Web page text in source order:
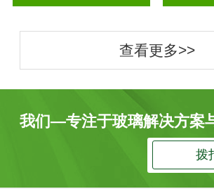
查看更多>>
我们—专注于玻璃解决方案
拨